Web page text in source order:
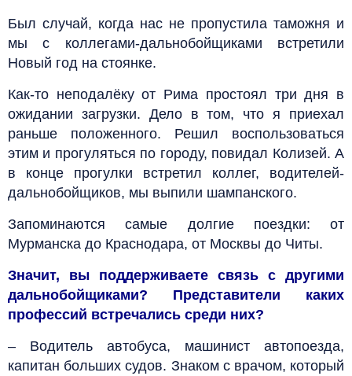
Был случай, когда нас не пропустила таможня и
мы с коллегами-дальнобойщиками встретили
Новый год на стоянке.
Как-то неподалёку от Рима простоял три дня в
ожидании загрузки. Дело в том, что я приехал
раньше положенного. Решил воспользоваться
этим и прогуляться по городу, повидал Колизей. А
в конце прогулки встретил коллег, водителей-
дальнобойщиков, мы выпили шампанского.
Запоминаются самые долгие поездки: от
Мурманска до Краснодара, от Москвы до Читы.
Значит, вы поддерживаете связь с другими
дальнобойщиками? Представители каких
профессий встречались среди них?
– Водитель автобуса, машинист автопоезда,
капитан больших судов. Знаком с врачом, который